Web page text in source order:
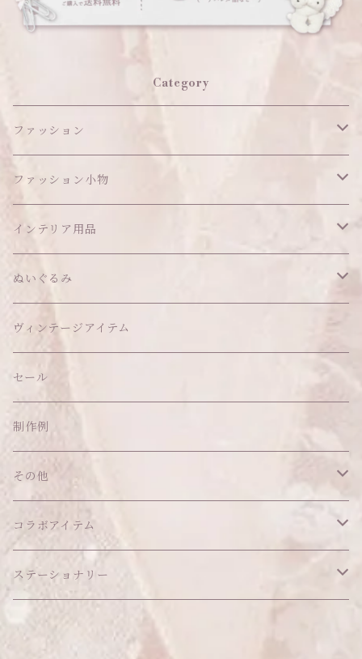
Category
ファッション
ワンピース
アウター
トップス
ボトムス
ファッション小物
ヘッドアイテム
ヘアクリップ
ヘッドドレス
アクセサリー
イヤリング
ピアス
ソックス
バッグ
ショルダーバッグ
お散歩バッグ
ポーチ
コインケース
カードケース
キーホルダー
その他
インテリア用品
オブジェ
ウォールデコ
その他
ティッシュケース
クッション・座布団
ハンガー
マット
ぬいぐるみ
ぬいちゃん本体
アクセサリー
ヘッドドレス Sサイズ
ヘッドドレス Mサイズ
アウトフィット
その他
ヴィンテージアイテム
セール
制作例
その他
あこがれシリーズ
福音シリーズ
バフォメットぬいぐるみ
コラボアイテム
はるぽんの愛のつづき♡はるぽん生誕祭2026
ステーショナリー
シール帳、手帳